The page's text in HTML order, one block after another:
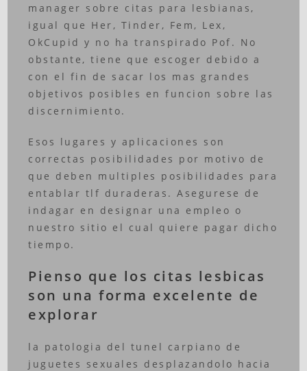
manager sobre citas para lesbianas,
igual que Her, Tinder, Fem, Lex,
OkCupid y no ha transpirado Pof. No
obstante, tiene que escoger debido a
con el fin de sacar los mas grandes
objetivos posibles en funcion sobre las
discernimiento.
Esos lugares y aplicaciones son
correctas posibilidades por motivo de
que deben multiples posibilidades para
entablar tlf duraderas. Asegurese de
indagar en designar una empleo o
nuestro sitio el cual quiere pagar dicho
tiempo.
Pienso que los citas lesbicas
son una forma excelente de
explorar
la patologia del tunel carpiano de
juguetes sexuales desplazandolo hacia